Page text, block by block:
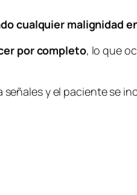
cualquier malignidad
por completo, lo que
y el paciente se